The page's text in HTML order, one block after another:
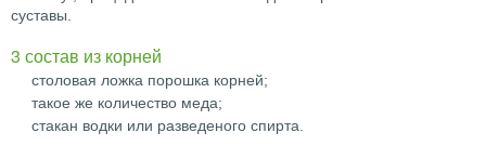
суставы.
3 состав из корней
столовая ложка порошка корней;
такое же количество меда;
стакан водки или разведеного спирта.